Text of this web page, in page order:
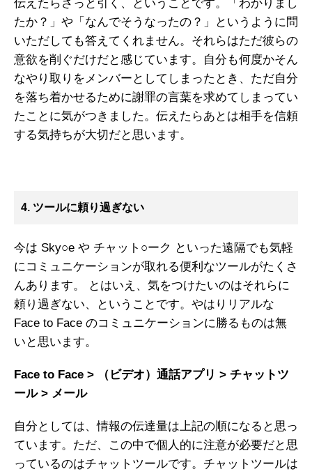
伝えたらさっと引く、ということです。「わかりまし
たか？」や「なんでそうなったの？」というように問
いただしても答えてくれません。それらはただ彼らの
意欲を削ぐだけだと感じています。自分も何度かそん
なやり取りをメンバーとしてしまったとき、ただ自分
を落ち着かせるために謝罪の言葉を求めてしまってい
たことに気がつきました。伝えたらあとは相手を信頼
する気持ちが大切だと思います。
4. ツールに頼り過ぎない
今は Sky○e や チャット○ーク といった遠隔でも気軽
にコミュニケーションが取れる便利なツールがたくさ
んあります。 とはいえ、気をつけたいのはそれらに
頼り過ぎない、ということです。やはりリアルな
Face to Face のコミュニケーションに勝るものは無
いと思います。
Face to Face > （ビデオ）通話アプリ > チャットツ
ール > メール
自分としては、情報の伝達量は上記の順になると思っ
ています。ただ、この中で個人的に注意が必要だと思
っているのはチャットツールです。チャットツールは